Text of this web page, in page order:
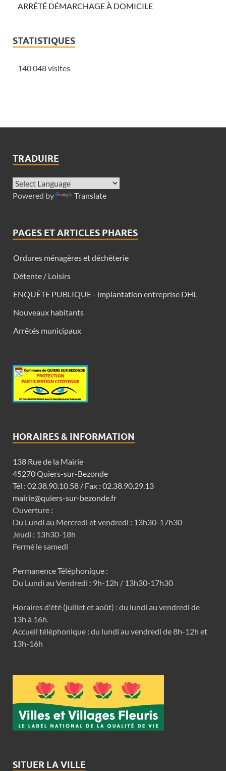
ARRÊTÉ DÉMARCHAGE À DOMICILE
STATISTIQUES
140 048 visites
TRADUIRE
Powered by Translate
PAGES ET ARTICLES PHARES
Ordures ménagères et déchèterie
Détente / Loisirs
ENQUÊTE PUBLIQUE - implantation entreprise DHL
Nouveaux habitants
Arrêtés municipaux
HORAIRES & INFORMATION
138 Rue de la Mairie
45270 Quiers-sur-Bezonde
Tél : 02.38.90.10.58 / Fax : 02.38.90.29.13
mairie@quiers-sur-bezonde.fr
Ouverture :
Du Lundi au Mercredi et vendredi : 13h30-17h30
Jeudi : 13h30-18h
Fermé le samedi
Permanence Téléphonique :
Du Lundi au Vendredi : 9h-12h / 13h30-17h30
Horaires d'été (juillet et août) : du lundi au vendredi de
13h à 16h.
Accueil téléphonique : du lundi au vendredi de 8h-12h et
13h-16h
SITUER LA VILLE